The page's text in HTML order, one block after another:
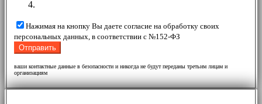
Нажимая на кнопку Вы даете согласие на обработку своих
персональных данных, в соответствии с №152-ФЗ
ваши контактные данные в безопасности и никогда не будут переданы третьим лицам и
организациям